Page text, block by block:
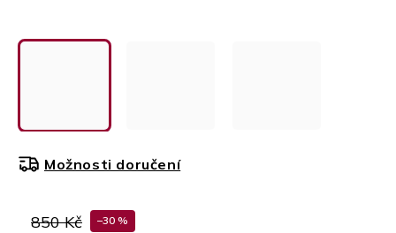
850 Kč –30 %
Možnosti doručení